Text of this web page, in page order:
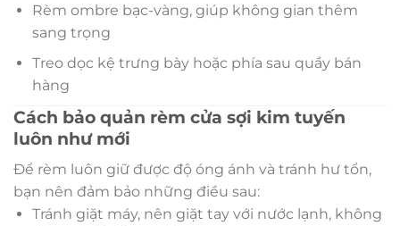
Rèm ombre bạc-vàng, giúp không gian thêm
sang trọng
Treo dọc kệ trưng bày hoặc phía sau quầy bán
hàng
Cách bảo quản rèm cửa sợi kim tuyến
luôn như mới
Để rèm luôn giữ được độ óng ánh và tránh hư tổn,
bạn nên đảm bảo những điều sau:
Tránh giặt máy, nên giặt tay với nước lạnh, không